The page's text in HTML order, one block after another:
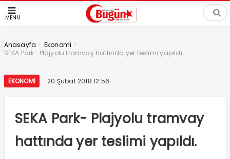
MENÜ
Anasayfa > Ekonomi >
SEKA Park- Plajyolu tramvay hattında yer teslimi yapıldı.
EKONOMI 20 Şubat 2018 12:56
SEKA Park- Plajyolu tramvay
hattında yer teslimi yapıldı.